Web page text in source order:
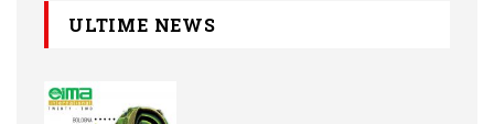
ULTIME NEWS